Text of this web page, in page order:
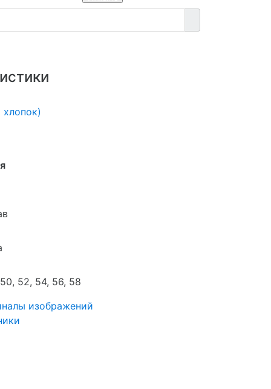
хлопок)
52, 54, 56, 58
изображений